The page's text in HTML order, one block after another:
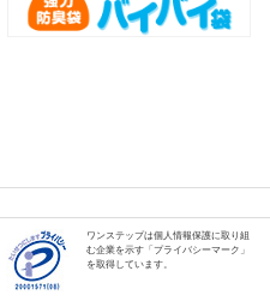
ワンステップは個人情報保護に取り組
む企業を示す「プライバシーマーク」
を取得しています。